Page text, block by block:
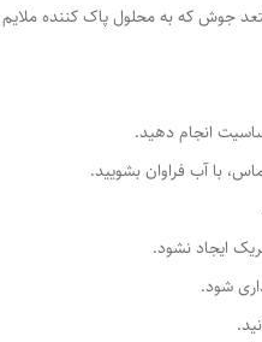
جوش که به محلول پاک کننده ملایم و
انجام دهید.
با آب فراوان بشویید.
ایجاد نشود.
شود.